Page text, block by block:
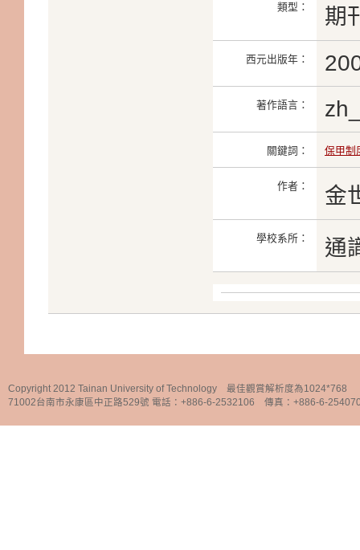
類型： 期
西元出版年：
著作語言：
關鍵詞： 保甲制
作者： 金
學校系所： 通
Copyright 2012 Tainan University of Technology 最佳觀賞解析度為1024*768
71002台南市永康區中正路529號 電話：+886-6-2532106 傳真：+886-6-